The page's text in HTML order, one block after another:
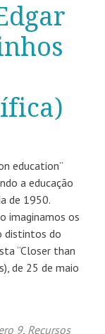
education”
a educação
de 1950.
imaginamos os
distintos do
“Closer than
de 25 de maio
9, Recursos